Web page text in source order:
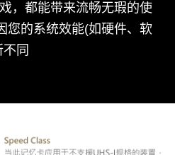
，都能带来流畅无瑕的使
您的系统效能(如硬件、软
同